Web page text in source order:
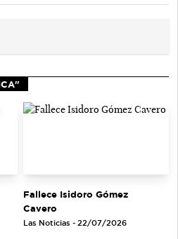
Fallece Isidoro Gómez
Cavero
Las Noticias - 22/07/2026